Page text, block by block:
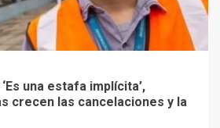
una estafa implícita’,
crecen las cancelaciones y la